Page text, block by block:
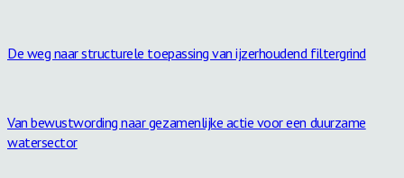
De weg naar structurele toepassing van ijzerhoudend filtergrind
Van bewustwording naar gezamenlijke actie voor een duurzame
watersector